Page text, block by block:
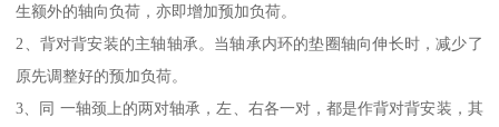
生额外的轴向负荷，亦即增加预加负荷。
2、背对背安装的主轴轴承。当轴承内环的垫圈轴向伸长时，减少了
原先调整好的预加负荷。
3、同 一轴颈上的两对轴承，左、右各一对，都是作背对背安装，其